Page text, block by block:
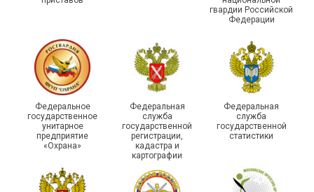
Круглый стол для
представителей
молодежных советов
профсоюзных
организаций Тюмени
Диалог и развитие:
социальные партнеры
оценили работу
Адыгейской организации
Профсоюза за 2025 год
гвардии Российской
Федерации
Федеральное
государственное
унитарное
предприятие
«Охрана»
Федеральная
служба
государственной
регистрации,
кадастра и
картографии
Федеральная
служба
государственной
статистики